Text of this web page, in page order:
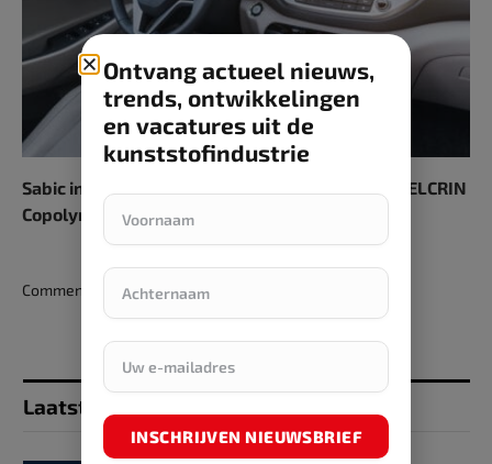
Sabic introduceert een hoger PCR-gehalte LNP ELCRIN
Copolymeerhars
Comments are closed.
Laatst toegevoegd
Ontvang actueel nieuws,
trends, ontwikkelingen
en vacatures uit de
kunststofindustrie
INSCHRIJVEN NIEUWSBRIEF